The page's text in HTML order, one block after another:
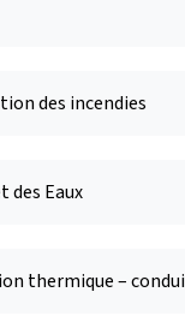
des incendies
des Eaux
thermique –